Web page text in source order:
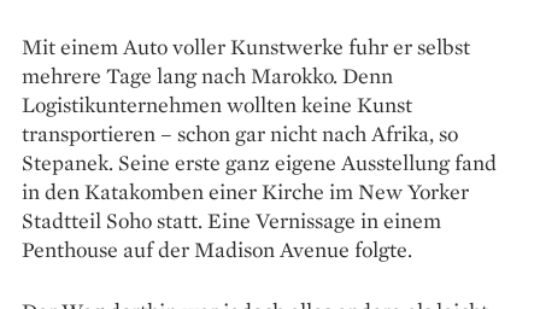
Mit einem Auto voller Kunstwerke fuhr er selbst
mehrere Tage lang nach Marokko. Denn
Logistikunternehmen wollten keine Kunst
transportieren – schon gar nicht nach Afrika, so
Stepanek. Seine erste ganz eigene Ausstellung fand
in den Katakomben einer Kirche im New Yorker
Stadtteil Soho statt. Eine Vernissage in einem
Penthouse auf der Madison Avenue folgte.